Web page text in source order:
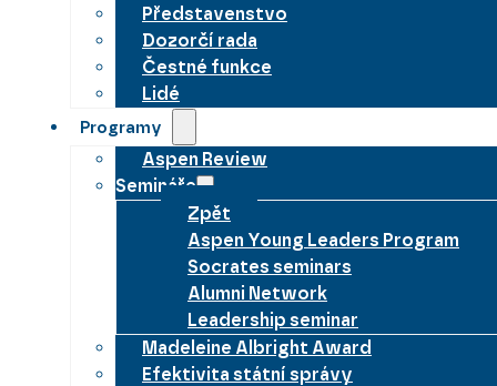
Představenstvo
Dozorčí rada
Čestné funkce
Lidé
Programy
Aspen Review
Semináře
Zpět
Aspen Young Leaders Program
Socrates seminars
Alumni Network
Leadership seminar
Madeleine Albright Award
Efektivita státní správy